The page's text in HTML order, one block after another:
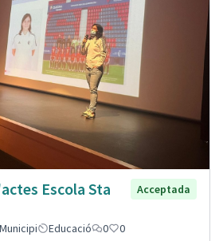
Escola Sta
Acceptada
Municipi Educació 0 0